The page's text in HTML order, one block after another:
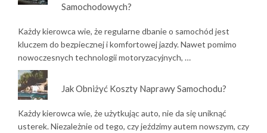
Samochodowych?
Każdy kierowca wie, że regularne dbanie o samochód jest
kluczem do bezpiecznej i komfortowej jazdy. Nawet pomimo
nowoczesnych technologii motoryzacyjnych, …
Jak Obniżyć Koszty Naprawy Samochodu?
Każdy kierowca wie, że użytkując auto, nie da się uniknąć
usterek. Niezależnie od tego, czy jeździmy autem nowszym, czy